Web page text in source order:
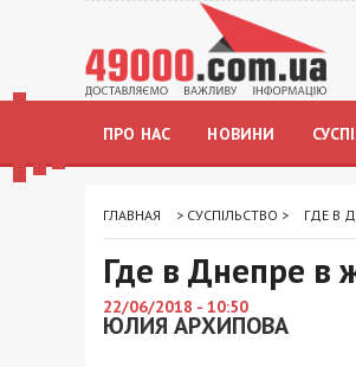
ПРО НАС НОВИНИ
ГЛАВНАЯ > СУСПІЛЬСТВО > ГДЕ В
Где в Днепре в
22/06/2018 - 10:50
ЮЛИЯ АРХИПОВА